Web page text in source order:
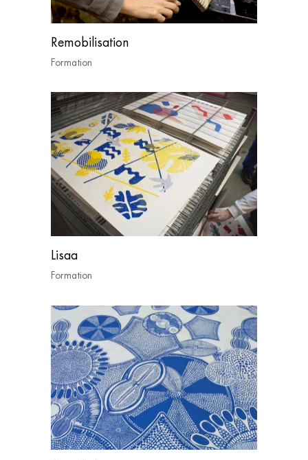
Remobilisation
Formation
Lisaa
Formation